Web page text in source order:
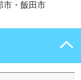
市・飯田市